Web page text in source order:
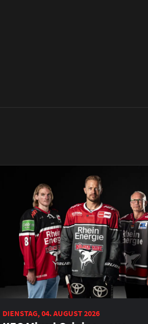
DIENSTAG, 04. AUGUST 2026